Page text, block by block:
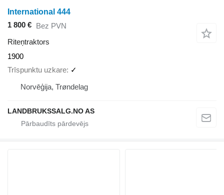
International 444
1 800 € Bez PVN
Riteņtraktors
1900
Trīspunktu uzkare ✓
Norvēģija, Trøndelag
LANDBRUKSSALG.NO AS